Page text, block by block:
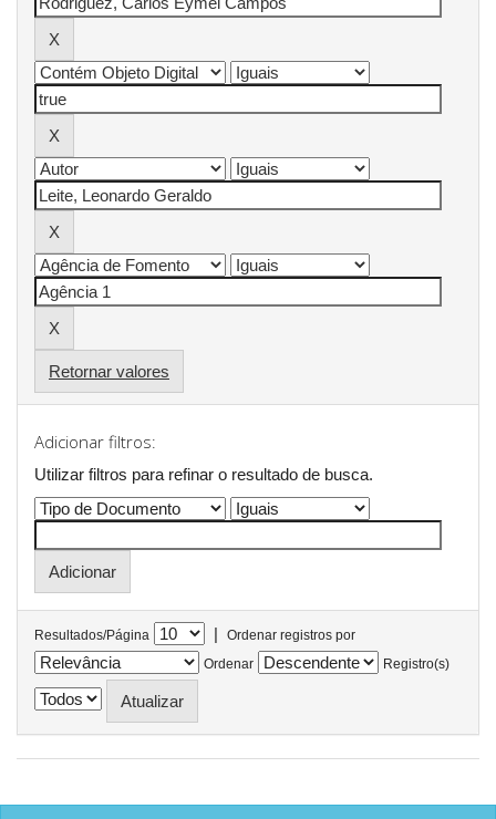
Retornar valores
Adicionar filtros:
Utilizar filtros para refinar o resultado de busca.
Resultados/Página |
Ordenar registros por
Ordenar
Registro(s)